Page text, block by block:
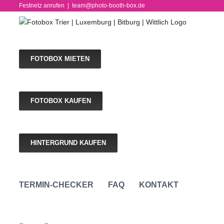
Festnetz anrufen team@photo-booth-box.de
FOTOBOX MIETEN
FOTOBOX KAUFEN
HINTERGRUND KAUFEN
TERMIN-CHECKER FAQ KONTAKT